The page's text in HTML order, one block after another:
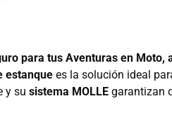
para tus Aventuras en Moto,
estanque es la solución ideal
y su sistema MOLLE garantizan